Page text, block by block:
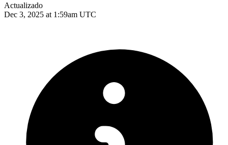
Actualizado
Dec 3, 2025 at 1:59am UTC